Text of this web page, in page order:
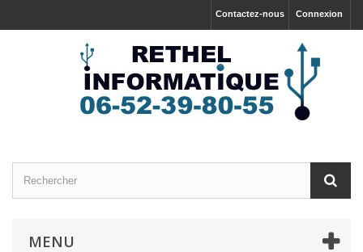
Connexion
Contactez-nous
MENU